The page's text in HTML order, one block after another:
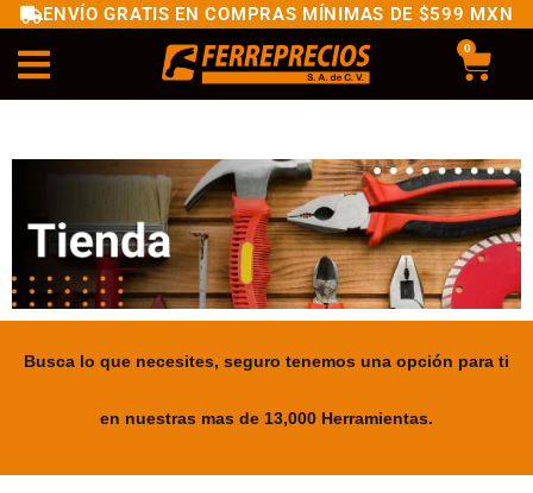
ENVÍO GRATIS EN COMPRAS MÍNIMAS DE $599 MXN
0
Busca lo que necesites, seguro tenemos una opción para ti
en nuestras mas de 13,000 Herramientas.